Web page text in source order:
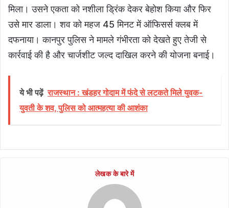
मिला। उसने एकता को नशीला ड्रिंक देकर बेहोश किया और फिर
उसे मार डाला। शव को महज 45 मिनट में ऑफिसर्स क्लब में
दफनाया। कानपुर पुलिस ने मामले गंभीरता को देखते हुए तेजी से
कार्रवाई की है और चार्जशीट जल्द दाखिल करने की योजना बनाई।
ये भी पढ़ें राजस्थान : खंडहर गोदाम में फंदे से लटकते मिले युवक-
युवती के शव, पुलिस को आत्महत्या की आशंका